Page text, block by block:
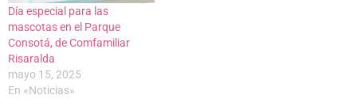
Día especial para las
mascotas en el Parque
Consotá, de Comfamiliar
Risaralda
mayo 15, 2025
En «Noticias»